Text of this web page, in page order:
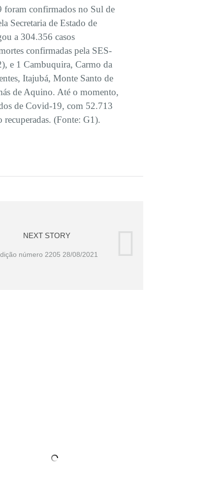
foram confirmados no Sul de
Secretaria de Estado de
a 304.356 casos
confirmadas pela SES-
e 1 Cambuquira, Carmo da
Itajubá, Monte Santo de
de Aquino. Até o momento,
de Covid-19, com 52.713
(Fonte: G1).
NEXT STORY
número 2205 28/08/2021